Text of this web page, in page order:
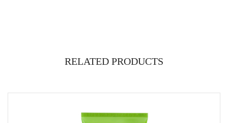
RELATED PRODUCTS